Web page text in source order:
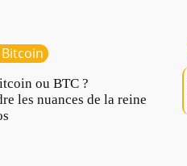
ou BTC ?
les nuances de la reine